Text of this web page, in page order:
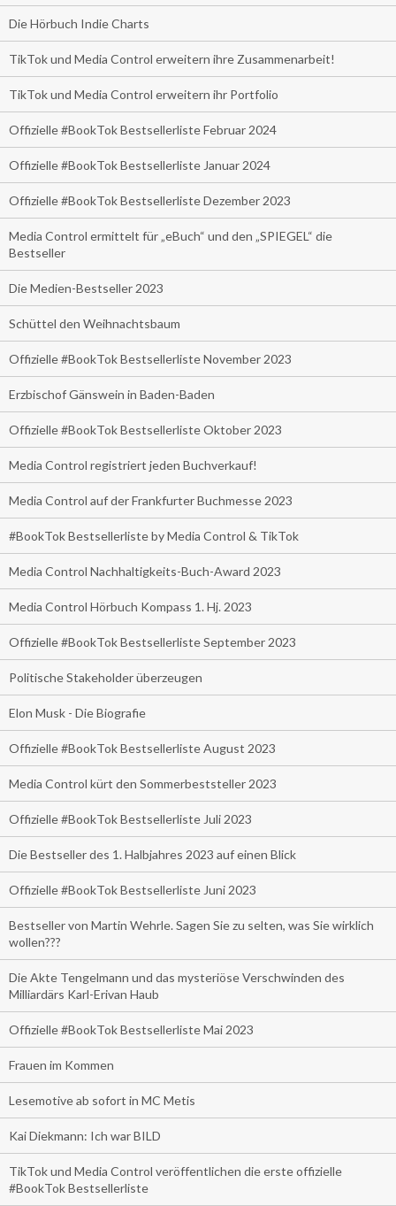
Die Hörbuch Indie Charts
TikTok und Media Control erweitern ihre Zusammenarbeit!
TikTok und Media Control erweitern ihr Portfolio
Offizielle #BookTok Bestsellerliste Februar 2024
Offizielle #BookTok Bestsellerliste Januar 2024
Offizielle #BookTok Bestsellerliste Dezember 2023
Media Control ermittelt für „eBuch“ und den „SPIEGEL“ die
Bestseller
Die Medien-Bestseller 2023
Schüttel den Weihnachtsbaum
Offizielle #BookTok Bestsellerliste November 2023
Erzbischof Gänswein in Baden-Baden
Offizielle #BookTok Bestsellerliste Oktober 2023
Media Control registriert jeden Buchverkauf!
Media Control auf der Frankfurter Buchmesse 2023
#BookTok Bestsellerliste by Media Control & TikTok
Media Control Nachhaltigkeits-Buch-Award 2023
Media Control Hörbuch Kompass 1. Hj. 2023
Offizielle #BookTok Bestsellerliste September 2023
Politische Stakeholder überzeugen
Elon Musk - Die Biografie
Offizielle #BookTok Bestsellerliste August 2023
Media Control kürt den Sommerbeststeller 2023
Offizielle #BookTok Bestsellerliste Juli 2023
Die Bestseller des 1. Halbjahres 2023 auf einen Blick
Offizielle #BookTok Bestsellerliste Juni 2023
Bestseller von Martin Wehrle. Sagen Sie zu selten, was Sie wirklich
wollen???
Die Akte Tengelmann und das mysteriöse Verschwinden des
Milliardärs Karl-Erivan Haub
Offizielle #BookTok Bestsellerliste Mai 2023
Frauen im Kommen
Lesemotive ab sofort in MC Metis
Kai Diekmann: Ich war BILD
TikTok und Media Control veröffentlichen die erste offizielle
#BookTok Bestsellerliste